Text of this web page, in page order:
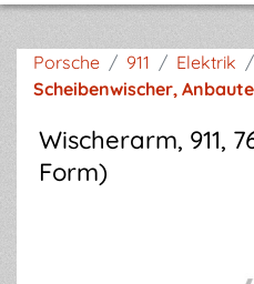
Porsche / 911 / Elektrik /
Scheibenwischer,
Wischerarm, 911,
Form)